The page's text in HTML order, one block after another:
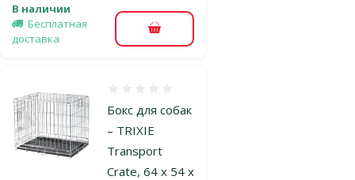
В наличии
Бесплатная
доставка
В корзину
Бокс для собак
– TRIXIE
Transport
Crate, 64 x 54 x